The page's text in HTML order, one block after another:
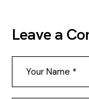
Leave a